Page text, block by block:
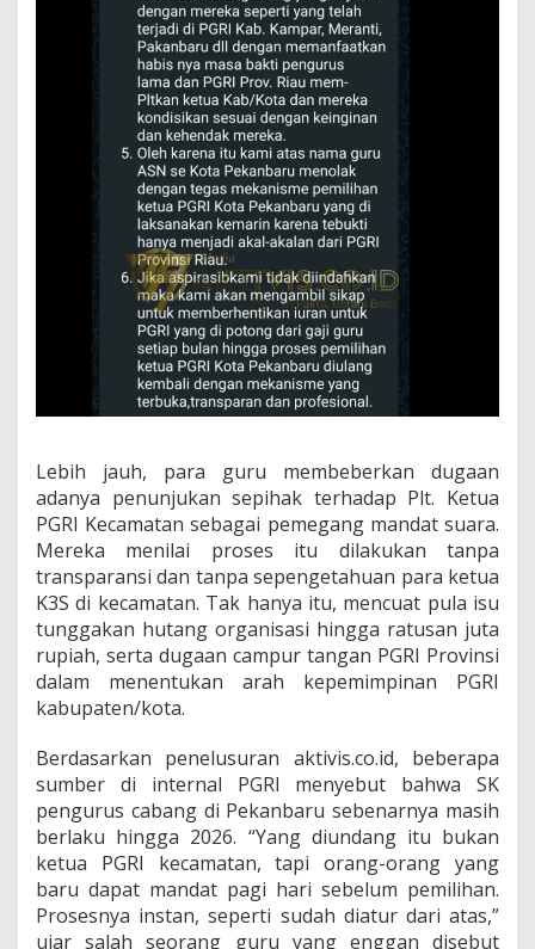
Lebih jauh, para guru membeberkan dugaan
adanya penunjukan sepihak terhadap Plt. Ketua
PGRI Kecamatan sebagai pemegang mandat suara.
Mereka menilai proses itu dilakukan tanpa
transparansi dan tanpa sepengetahuan para ketua
K3S di kecamatan. Tak hanya itu, mencuat pula isu
tunggakan hutang organisasi hingga ratusan juta
rupiah, serta dugaan campur tangan PGRI Provinsi
dalam menentukan arah kepemimpinan PGRI
kabupaten/kota.
Berdasarkan penelusuran aktivis.co.id, beberapa
sumber di internal PGRI menyebut bahwa SK
pengurus cabang di Pekanbaru sebenarnya masih
berlaku hingga 2026. “Yang diundang itu bukan
ketua PGRI kecamatan, tapi orang-orang yang
baru dapat mandat pagi hari sebelum pemilihan.
Prosesnya instan, seperti sudah diatur dari atas,”
ujar salah seorang guru yang enggan disebut